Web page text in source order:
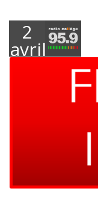
2
avril